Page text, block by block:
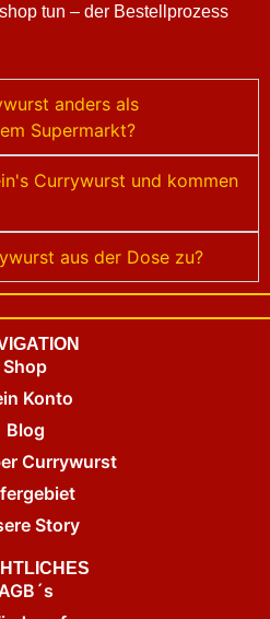
tun – der Bestellprozess
anders als
Supermarkt?
Currywurst und kommen
aus der Dose zu?
Shop
Konto
Blog
Currywurst
Story
AGB´s